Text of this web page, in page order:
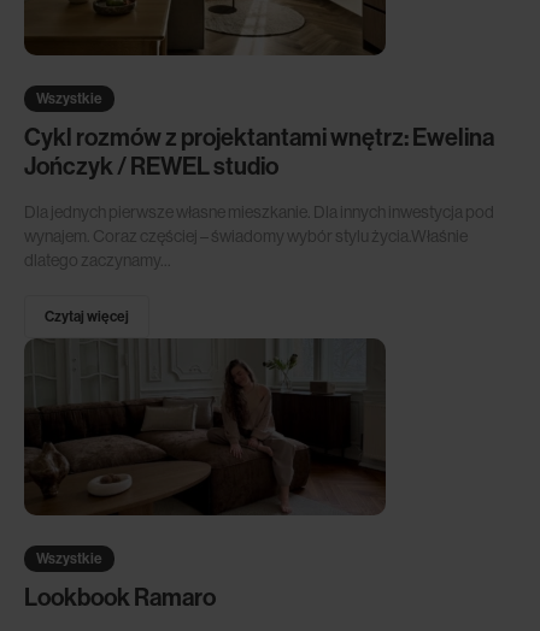
Wszystkie
Cykl rozmów z projektantami wnętrz: Ewelina
Jończyk / REWEL studio
Dla jednych pierwsze własne mieszkanie. Dla innych inwestycja pod
wynajem. Coraz częściej – świadomy wybór stylu życia.Właśnie
dlatego zaczynamy...
Czytaj więcej
Wszystkie
Lookbook Ramaro